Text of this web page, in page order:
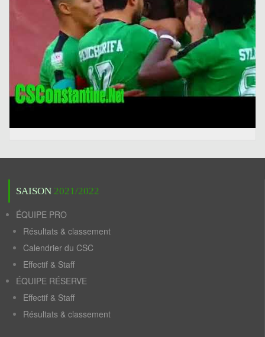
SAISON 2021/2022
ÉQUIPE PRO
Résultats & classement
Calendrier du CSC
Effectif & Staff
ÉQUIPE RÉSERVE
Effectif & Staff
Résultats & classement